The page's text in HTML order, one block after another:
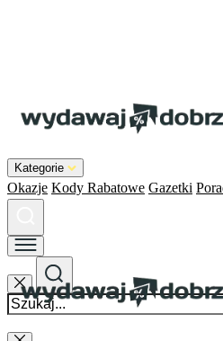
Kategorie
Okazje Kody Rabatowe Gazetki